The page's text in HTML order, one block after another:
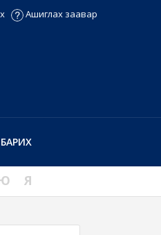
Ашиглах заавар
Я